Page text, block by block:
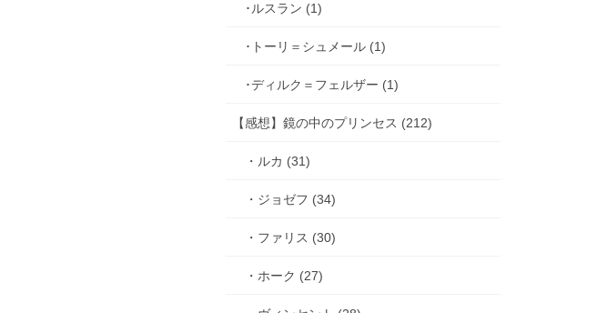
･ルスラン (1)
･トーリ＝シュメール (1)
･ディルク＝フェルザー (1)
【感想】鏡の中のプリンセス (212)
・ルカ (31)
・ジョゼフ (34)
・ファリス (30)
・ホーク (27)